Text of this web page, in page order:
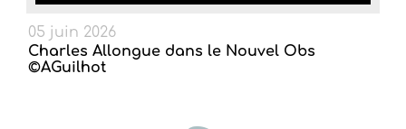
05 juin 2026
Charles Allongue dans le Nouvel Obs
©AGuilhot